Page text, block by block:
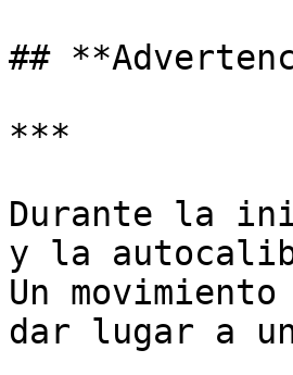
##
***
Durante la
y la
Un
dar lugar a